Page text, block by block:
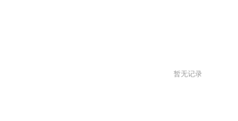
暂无记录